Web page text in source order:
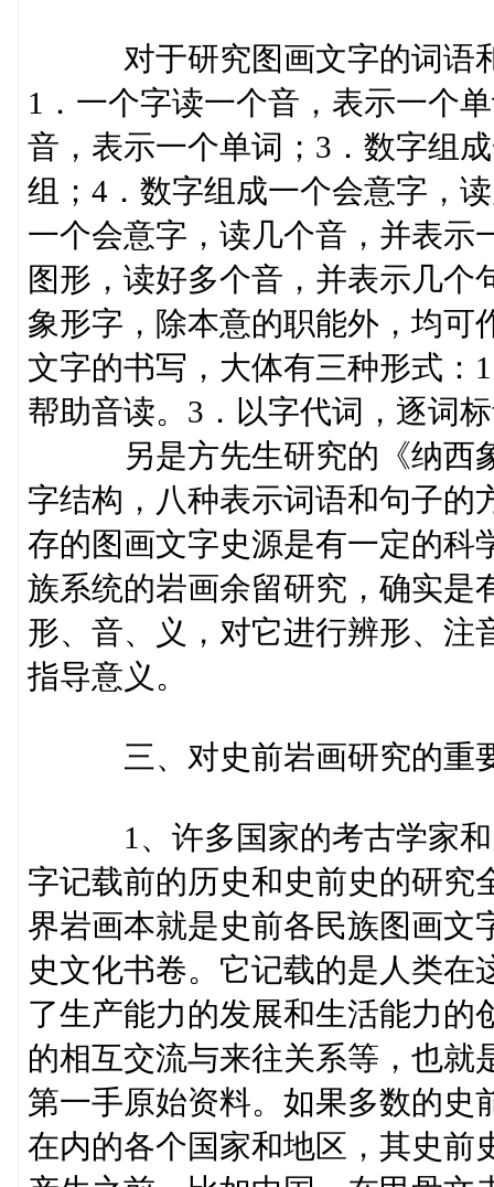
对于研究图画文字的词语和
1．一个字读一个音，表示一个
音，表示一个单词；3．数字组
组；4．数字组成一个会意字，
一个会意字，读几个音，并表示
图形，读好多个音，并表示几个
象形字，除本意的职能外，均可
文字的书写，大体有三种形式：
帮助音读。3．以字代词，逐词
另是方先生研究的《纳西象
字结构，八种表示词语和句子的
存的图画文字史源是有一定的科
族系统的岩画余留研究，确实是
形、音、义，对它进行辨形、注
指导意义。
三、对史前岩画研究的重
1、许多国家的考古学家和
字记载前的历史和史前史的研究
界岩画本就是史前各民族图画文
史文化书卷。它记载的是人类
了生产能力的发展和生活能力的
的相互交流与来往关系等，也就
第一手原始资料。如果多数的史
在内的各个国家和地区，其史前